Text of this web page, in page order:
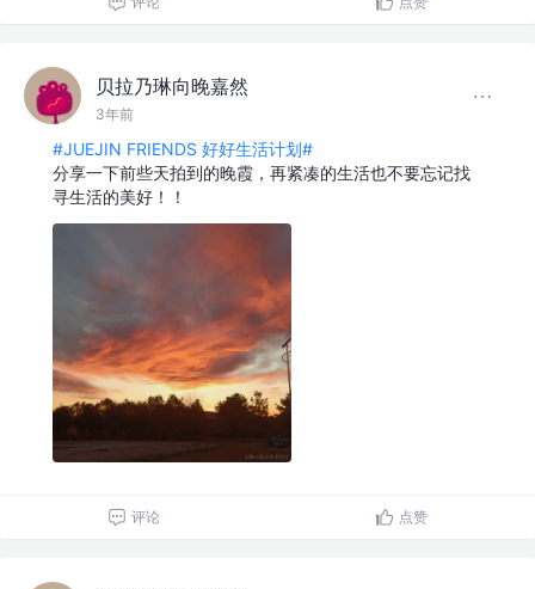
贝拉乃琳向晚嘉然
3年前
#JUEJIN FRIENDS 好好生活计划#
分享一下前些天拍到的晚霞，再紧凑的生活也不要忘记找
寻生活的美好！！
评论 点赞